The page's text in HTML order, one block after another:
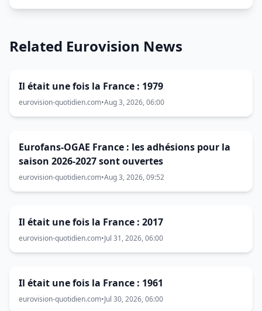
Related Eurovision News
Il était une fois la France : 1979
eurovision-quotidien.com•Aug 3, 2026, 06:00
Eurofans-OGAE France : les adhésions pour la
saison 2026-2027 sont ouvertes
eurovision-quotidien.com•Aug 3, 2026, 09:52
Il était une fois la France : 2017
eurovision-quotidien.com•Jul 31, 2026, 06:00
Il était une fois la France : 1961
eurovision-quotidien.com•Jul 30, 2026, 06:00